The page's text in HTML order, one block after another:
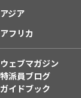
アジア
アフリカ
ウェブマガジン
特派員ブログ
ガイドブック